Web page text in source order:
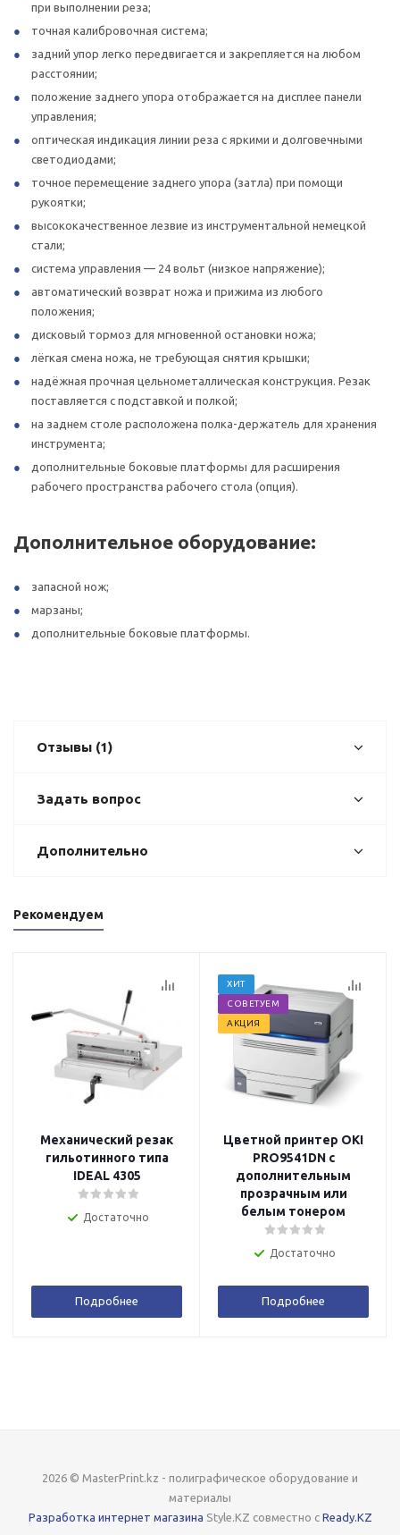
при выполнении реза;
точная калибровочная система;
задний упор легко передвигается и закрепляется на любом
расстоянии;
положение заднего упора отображается на дисплее панели
управления;
оптическая индикация линии реза с яркими и долговечными
светодиодами;
точное перемещение заднего упора (затла) при помощи
рукоятки;
высококачественное лезвие из инструментальной немецкой
стали;
система управления — 24 вольт (низкое напряжение);
автоматический возврат ножа и прижима из любого
положения;
дисковый тормоз для мгновенной остановки ножа;
лёгкая смена ножа, не требующая снятия крышки;
надёжная прочная цельнометаллическая конструкция. Резак
поставляется с подставкой и полкой;
на заднем столе расположена полка-держатель для хранения
инструмента;
дополнительные боковые платформы для расширения
рабочего пространства рабочего стола (опция).
Дополнительное оборудование:
запасной нож;
марзаны;
дополнительные боковые платформы.
Отзывы (1)
Задать вопрос
Дополнительно
Рекомендуем
Механический резак
гильотинного типа
IDEAL 4305
Достаточно
Подробнее
ХИТ
СОВЕТУЕМ
АКЦИЯ
Цветной принтер OKI
PRO9541DN с
дополнительным
прозрачным или
белым тонером
Достаточно
Подробнее
2026 © MasterPrint.kz - полиграфическое оборудование и
материалы
Разработка интернет магазина Style.KZ совместно с Ready.KZ